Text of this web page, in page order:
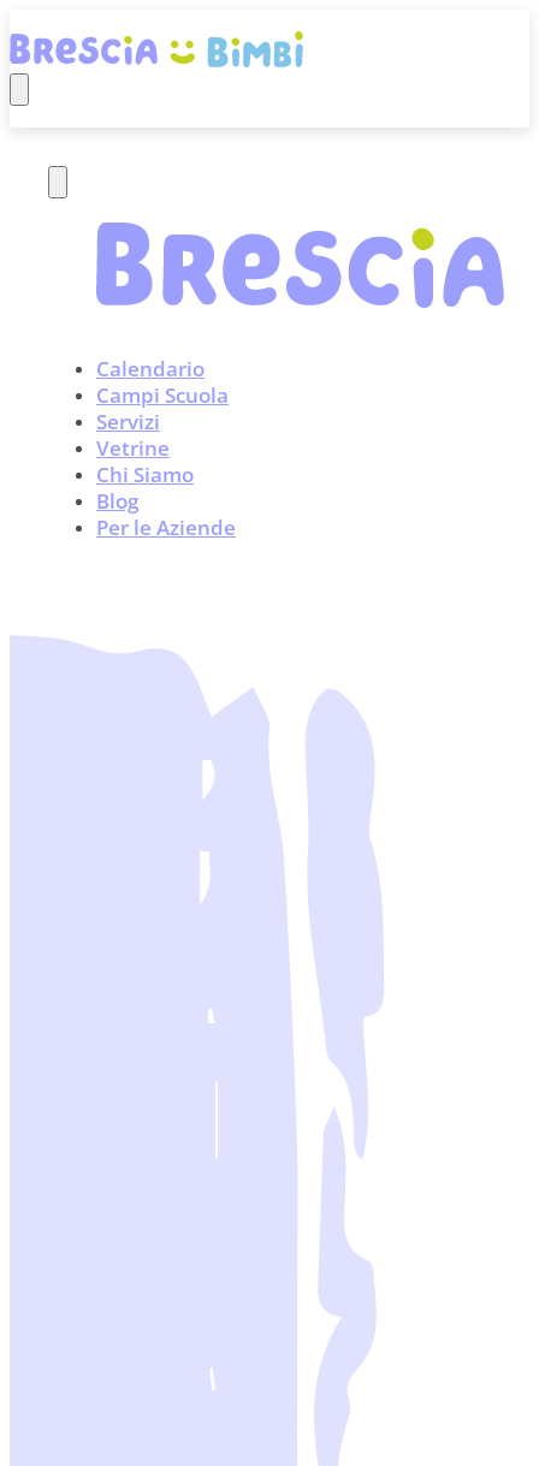
Calendario
Campi Scuola
Servizi
Vetrine
Chi Siamo
Blog
Per le Aziende